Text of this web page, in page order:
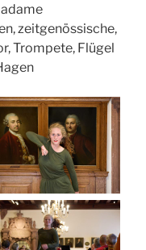
zeitgenössische,
Trompete, Flügel